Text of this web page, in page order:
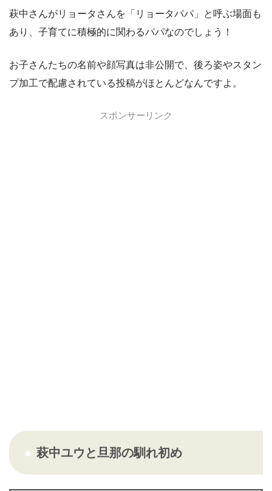
萩中さんがリョータさんを「リョータパパ」と呼ぶ場面も
あり、子育てに積極的に関わるパパなのでしょう！
お子さんたちの名前や顔写真は非公開で、後ろ姿やスタン
プ加工で配慮されている投稿がほとんどなんですよ。
スポンサーリンク
萩中ユウと旦那の馴れ初め